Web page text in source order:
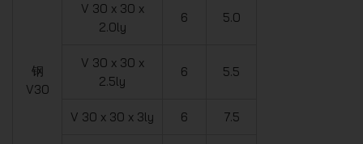
钢
V30
V 30 x 30 x
2.0ly
6 5.0
V 30 x 30 x
2.5ly
6 5.5
V 30 x 30 x 3ly 6 7.5